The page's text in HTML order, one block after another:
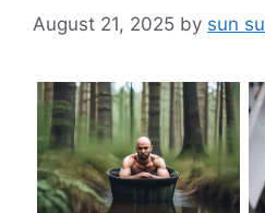
August 21, 2025 by sun